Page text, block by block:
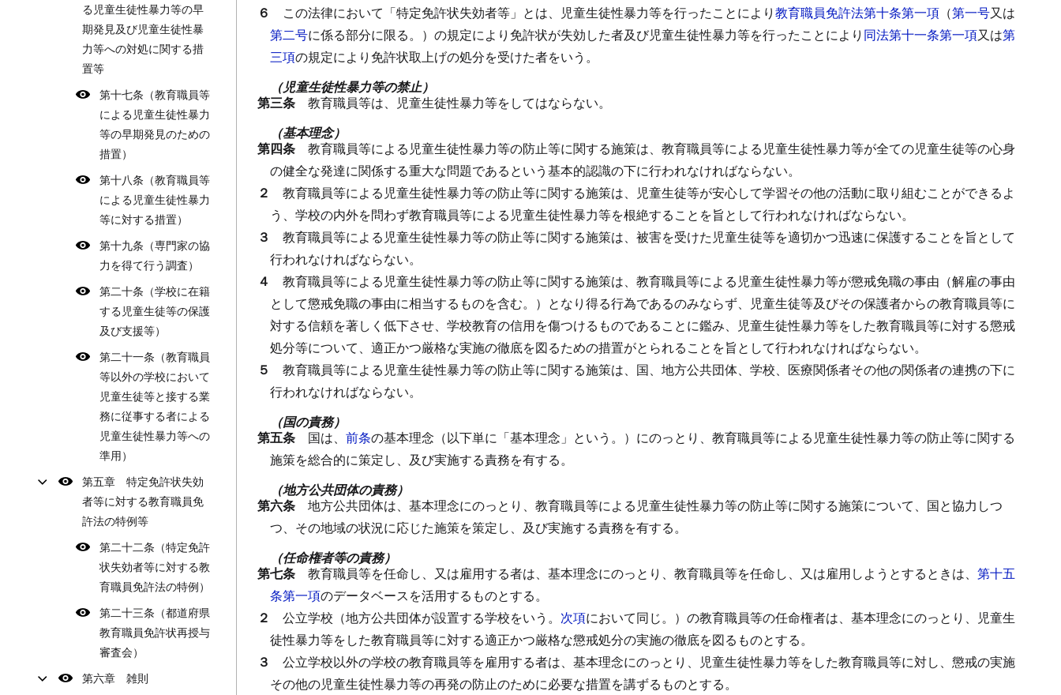
る児童生徒性暴力等の早
期発見及び児童生徒性暴
力等への対処に関する措
置等
第十七条（教育職員等
による児童生徒性暴力
等の早期発見のための
措置）
第十八条（教育職員等
による児童生徒性暴力
等に対する措置）
第十九条（専門家の協
力を得て行う調査）
第二十条（学校に在籍
する児童生徒等の保護
及び支援等）
第二十一条（教育職員
等以外の学校において
児童生徒等と接する業
務に従事する者による
児童生徒性暴力等への
準用）
第五章 特定免許状失効
者等に対する教育職員免
許法の特例等
第二十二条（特定免許
状失効者等に対する教
育職員免許法の特例）
第二十三条（都道府県
教育職員免許状再授与
審査会）
第六章 雑則
６ この法律において「特定免許状失効者等」とは、児童生徒性暴力等を行ったことにより教育職員免許法第十条第一項 （第一号又は
第二号に係る部分に限る。）の規定により免許状が失効した者及び児童生徒性暴力等を行ったことにより 同法第十一条第一項又は第
三項の規定により免許状取上げの処分を受けた者をいう。
（児童生徒性暴力等の禁止）
第三条 教育職員等は、児童生徒性暴力等をしてはならない。
（基本理念）
第四条 教育職員等による児童生徒性暴力等の防止等に関する施策は、教育職員等による児童生徒性暴力等が全ての児童生徒等の心身
の健全な発達に関係する重大な問題であるという基本的認識の下に行われなければならない。
２ 教育職員等による児童生徒性暴力等の防止等に関する施策は、児童生徒等が安心して学習その他の活動に取り組むことができるよ
う、学校の内外を問わず教育職員等による児童生徒性暴力等を根絶することを旨として行われなければならない。
３ 教育職員等による児童生徒性暴力等の防止等に関する施策は、被害を受けた児童生徒等を適切かつ迅速に保護することを旨として
行われなければならない。
４ 教育職員等による児童生徒性暴力等の防止等に関する施策は、教育職員等による児童生徒性暴力等が懲戒免職の事由（解雇の事由
として懲戒免職の事由に相当するものを含む。）となり得る行為であるのみならず、児童生徒等及びその保護者からの教育職員等に
対する信頼を著しく低下させ、学校教育の信用を傷つけるものであることに鑑み、児童生徒性暴力等をした教育職員等に対する懲戒
処分等について、適正かつ厳格な実施の徹底を図るための措置がとられることを旨として行われなければならない。
５ 教育職員等による児童生徒性暴力等の防止等に関する施策は、国、地方公共団体、学校、医療関係者その他の関係者の連携の下に
行われなければならない。
（国の責務）
第五条 国は、 前条の基本理念（以下単に「基本理念」という。）にのっとり、教育職員等による児童生徒性暴力等の防止等に関する
施策を総合的に策定し、及び実施する責務を有する。
（地方公共団体の責務）
第六条 地方公共団体は、基本理念にのっとり、教育職員等による児童生徒性暴力等の防止等に関する施策について、国と協力しつ
つ、その地域の状況に応じた施策を策定し、及び実施する責務を有する。
（任命権者等の責務）
第七条 教育職員等を任命し、又は雇用する者は、基本理念にのっとり、教育職員等を任命し、又は雇用しようとするときは、 第十五
条第一項のデータベースを活用するものとする。
２ 公立学校（地方公共団体が設置する学校をいう。 次項において同じ。）の教育職員等の任命権者は、基本理念にのっとり、児童生
徒性暴力等をした教育職員等に対する適正かつ厳格な懲戒処分の実施の徹底を図るものとする。
３ 公立学校以外の学校の教育職員等を雇用する者は、基本理念にのっとり、児童生徒性暴力等をした教育職員等に対し、懲戒の実施
その他の児童生徒性暴力等の再発の防止のために必要な措置を講ずるものとする。